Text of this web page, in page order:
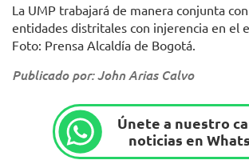
La UMP trabajará de manera conjunta
entidades distritales con injerencia en el
Foto: Prensa Alcaldía de Bogotá.
Publicado por: John Arias Calvo
Únete a nuestro
noticias en